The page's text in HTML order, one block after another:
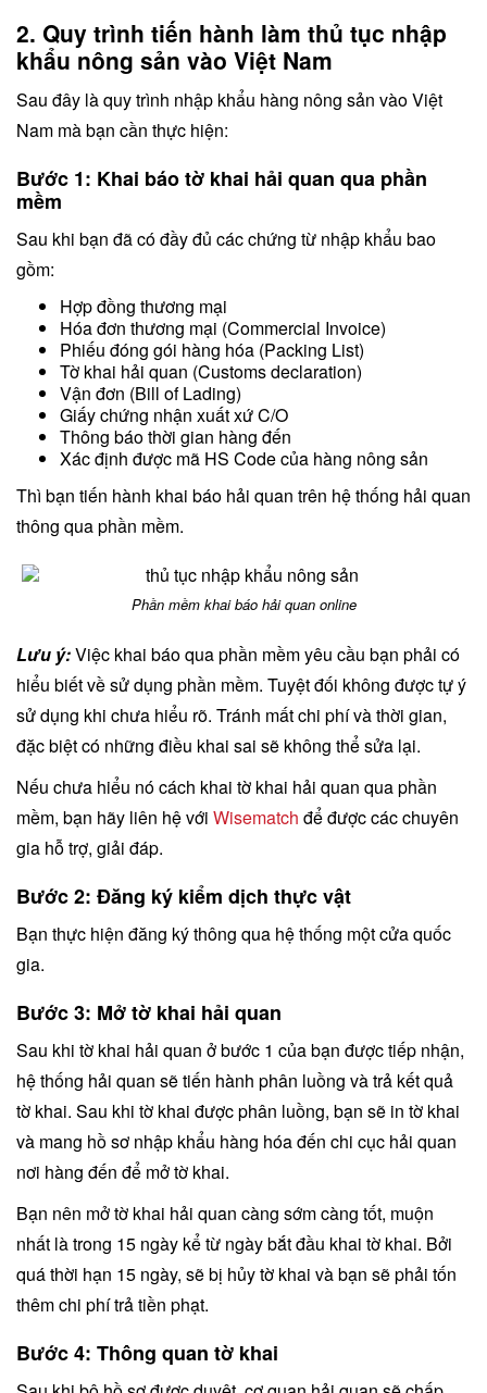
2. Quy trình tiến hành làm thủ tục nhập
khẩu nông sản vào Việt Nam
Sau đây là quy trình nhập khẩu hàng nông sản vào Việt
Nam mà bạn cần thực hiện:
Bước 1: Khai báo tờ khai hải quan qua phần
mềm
Sau khi bạn đã có đầy đủ các chứng từ nhập khẩu bao
gồm:
Hợp đồng thương mại
Hóa đơn thương mại (Commercial Invoice)
Phiếu đóng gói hàng hóa (Packing List)
Tờ khai hải quan (Customs declaration)
Vận đơn (Bill of Lading)
Giấy chứng nhận xuất xứ C/O
Thông báo thời gian hàng đến
Xác định được mã HS Code của hàng nông sản
Thì bạn tiến hành khai báo hải quan trên hệ thống hải quan
thông qua phần mềm.
Phần mềm khai báo hải quan online
Lưu ý:Việc khai báo qua phần mềm yêu cầu bạn phải có
hiểu biết về sử dụng phần mềm. Tuyệt đối không được tự ý
sử dụng khi chưa hiểu rõ. Tránh mất chi phí và thời gian,
đặc biệt có những điều khai sai sẽ không thể sửa lại.
Nếu chưa hiểu nó cách khai tờ khai hải quan qua phần
mềm, bạn hãy liên hệ với Wisematch để được các chuyên
gia hỗ trợ, giải đáp.
Bước 2: Đăng ký kiểm dịch thực vật
Bạn thực hiện đăng ký thông qua hệ thống một cửa quốc
gia.
Bước 3: Mở tờ khai hải quan
Sau khi tờ khai hải quan ở bước 1 của bạn được tiếp nhận,
hệ thống hải quan sẽ tiến hành phân luồng và trả kết quả
tờ khai. Sau khi tờ khai được phân luồng, bạn sẽ in tờ khai
và mang hồ sơ nhập khẩu hàng hóa đến chi cục hải quan
nơi hàng đến để mở tờ khai.
Bạn nên mở tờ khai hải quan càng sớm càng tốt, muộn
nhất là trong 15 ngày kể từ ngày bắt đầu khai tờ khai. Bởi
quá thời hạn 15 ngày, sẽ bị hủy tờ khai và bạn sẽ phải tốn
thêm chi phí trả tiền phạt.
Bước 4: Thông quan tờ khai